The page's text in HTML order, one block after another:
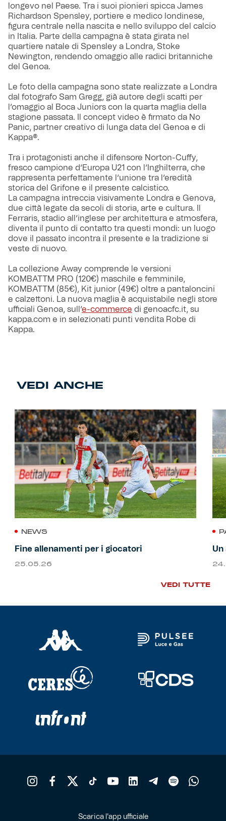
longevo nel Paese. Tra i suoi pionieri spicca James
Richardson Spensley, portiere e medico londinese,
figura centrale nella nascita e nello sviluppo del calcio
in Italia. Parte della campagna è stata girata nel
quartiere natale di Spensley a Londra, Stoke
Newington, rendendo omaggio alle radici britanniche
del Genoa.
Le foto della campagna sono state realizzate a Londra
dal fotografo Sam Gregg, già autore degli scatti per
l’omaggio al Boca Juniors con la quarta maglia della
stagione passata. Il concept video è firmato da No
Panic, partner creativo di lunga data del Genoa e di
Kappa®.
Tra i protagonisti anche il difensore Norton-Cuffy,
fresco campione d’Europa U21 con l’Inghilterra, che
rappresenta perfettamente l’unione tra l’eredità
storica del Grifone e il presente calcistico.
La campagna intreccia visivamente Londra e Genova,
due città legate da secoli di storia, arte e cultura. Il
Ferraris, stadio all’inglese per architettura e atmosfera,
diventa il punto di contatto tra questi mondi: un luogo
dove il passato incontra il presente e la tradizione si
veste di nuovo.
La collezione Away comprende le versioni
KOMBATTM PRO (120€) maschile e femminile,
KOMBATTM (85€), Kit junior (49€) oltre a pantaloncini
e calzettoni. La nuova maglia è acquistabile negli store
ufficiali Genoa, sull’e-commerce di genoacfc.it, su
kappa.com e in selezionati punti vendita Robe di
Kappa.
VEDI ANCHE
NEWS
Fine allenamenti per i giocatori
25.05.26
Un
VEDI TUTTE
Scarica l'app ufficiale